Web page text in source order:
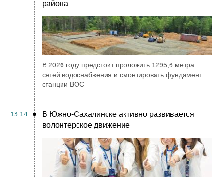
района
В 2026 году предстоит проложить 1295,6 метра
сетей водоснабжения и смонтировать фундамент
станции ВОС
13:14
В Южно-Сахалинске активно развивается
волонтерское движение